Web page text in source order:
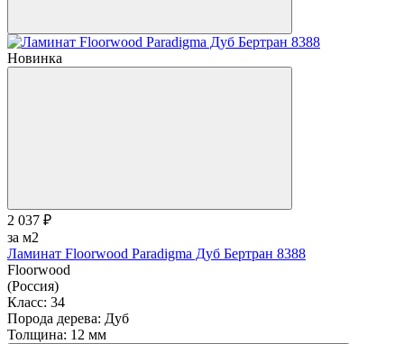
Новинка
2 037 ₽
за м2
Ламинат Floorwood Paradigma Дуб Бертран 8388
Floorwood
(Россия)
Класс: 34
Порода дерева: Дуб
Толщина: 12 мм